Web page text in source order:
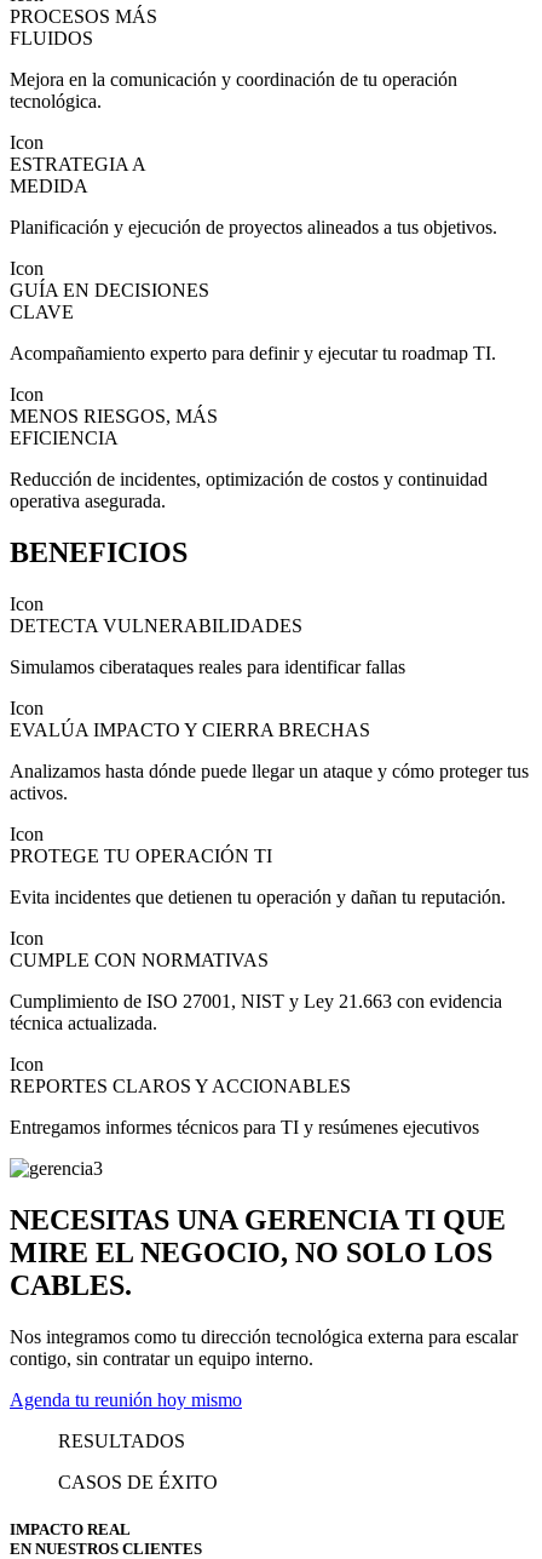
PROCESOS MÁS
FLUIDOS
Mejora en la comunicación y coordinación de tu operación
tecnológica.
Icon
ESTRATEGIA A
MEDIDA
Planificación y ejecución de proyectos alineados a tus objetivos.
Icon
GUÍA EN DECISIONES
CLAVE
Acompañamiento experto para definir y ejecutar tu roadmap TI.
Icon
MENOS RIESGOS, MÁS
EFICIENCIA
Reducción de incidentes, optimización de costos y continuidad
operativa asegurada.
BENEFICIOS
Icon
DETECTA VULNERABILIDADES
Simulamos ciberataques reales para identificar fallas
Icon
EVALÚA IMPACTO Y CIERRA BRECHAS
Analizamos hasta dónde puede llegar un ataque y cómo proteger tus
activos.
Icon
PROTEGE TU OPERACIÓN TI
Evita incidentes que detienen tu operación y dañan tu reputación.
Icon
CUMPLE CON NORMATIVAS
Cumplimiento de ISO 27001, NIST y Ley 21.663 con evidencia
técnica actualizada.
Icon
REPORTES CLAROS Y ACCIONABLES
Entregamos informes técnicos para TI y resúmenes ejecutivos
NECESITAS UNA GERENCIA TI QUE
MIRE EL NEGOCIO, NO SOLO LOS
CABLES.
Nos integramos como tu dirección tecnológica externa para escalar
contigo, sin contratar un equipo interno.
Agenda tu reunión hoy mismo
RESULTADOS
CASOS DE ÉXITO
IMPACTO REAL
EN NUESTROS CLIENTES